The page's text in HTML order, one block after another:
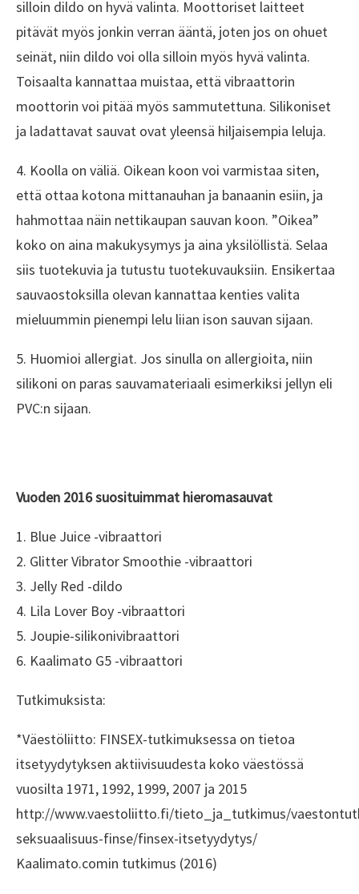
silloin dildo on hyvä valinta. Moottoriset laitteet
pitävät myös jonkin verran ääntä, joten jos on ohuet
seinät, niin dildo voi olla silloin myös hyvä valinta.
Toisaalta kannattaa muistaa, että vibraattorin
moottorin voi pitää myös sammutettuna. Silikoniset
ja ladattavat sauvat ovat yleensä hiljaisempia leluja.
4. Koolla on väliä. Oikean koon voi varmistaa siten,
että ottaa kotona mittanauhan ja banaanin esiin, ja
hahmottaa näin nettikaupan sauvan koon. ”Oikea”
koko on aina makukysymys ja aina yksilöllistä. Selaa
siis tuotekuvia ja tutustu tuotekuvauksiin. Ensikertaa
sauvaostoksilla olevan kannattaa kenties valita
mieluummin pienempi lelu liian ison sauvan sijaan.
5. Huomioi allergiat. Jos sinulla on allergioita, niin
silikoni on paras sauvamateriaali esimerkiksi jellyn eli
PVC:n sijaan.
Vuoden 2016 suosituimmat hieromasauvat
1. Blue Juice -vibraattori
2. Glitter Vibrator Smoothie -vibraattori
3. Jelly Red -dildo
4. Lila Lover Boy -vibraattori
5. Joupie-silikonivibraattori
6. Kaalimato G5 -vibraattori
Tutkimuksista:
*Väestöliitto: FINSEX-tutkimuksessa on tietoa
itsetyydytyksen aktiivisuudesta koko väestössä
vuosilta 1971, 1992, 1999, 2007 ja 2015
http://www.vaestoliitto.fi/tieto_ja_tutkimus/
seksuaalisuus-finse/finsex-itsetyydytys/
Kaalimato.comin tutkimus (2016)